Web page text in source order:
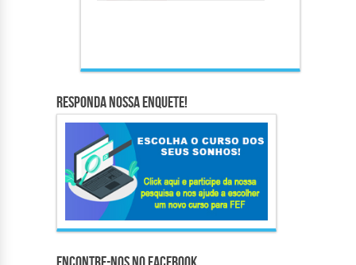
Responda nossa Enquete!